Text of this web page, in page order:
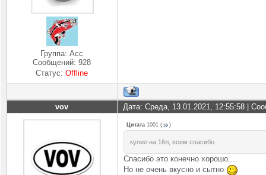
Группа: Асс
Сообщений:928
Статус:Offline
vov Дата: Среда, 13.01.2021, 12:55:58 |
Цитата 1001 ( )
купил на 16л, всем спасибо
Спасибо это конечно хорошо....
Но не очень вкусно и сытно